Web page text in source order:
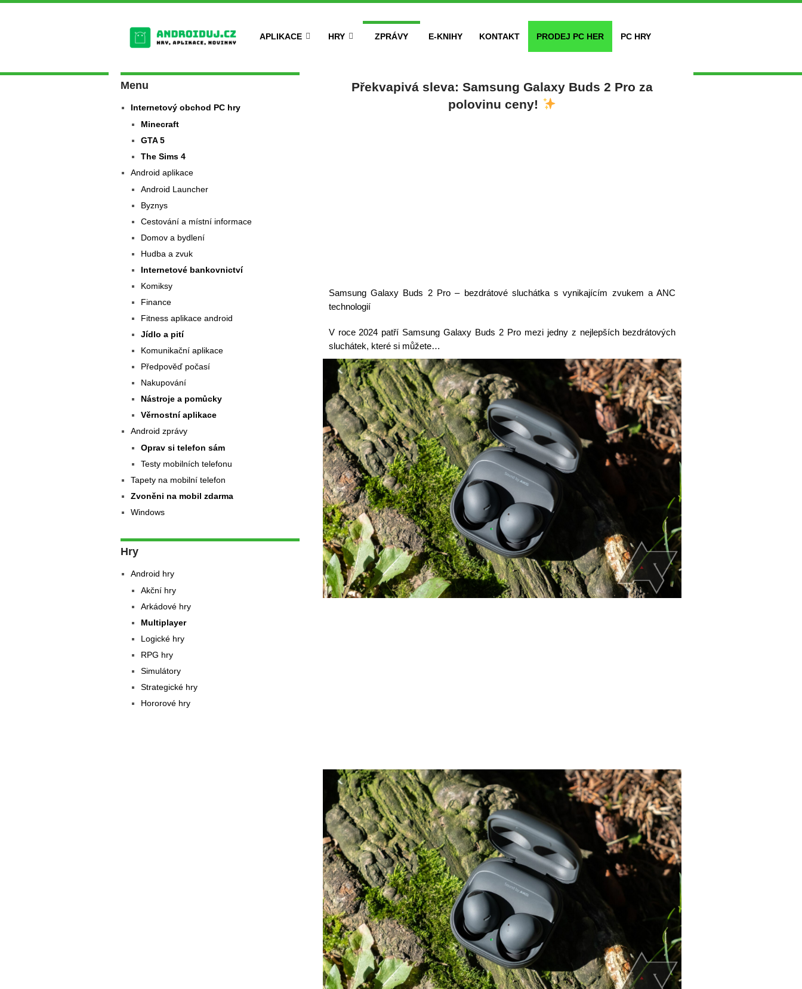
APLIKACE HRY ZPRÁVY E-KNIHY KONTAKT PRODEJ PC HER PC HRY
Překvapivá sleva: Samsung Galaxy Buds 2 Pro za
polovinu ceny!
Samsung Galaxy Buds 2 Pro – bezdrátové sluchátka s vynikajícím zvukem a ANC
technologií
V roce 2024 patří Samsung Galaxy Buds 2 Pro mezi jedny z nejlepších bezdrátových
sluchátek, které si můžete…
Menu
Internetový obchod PC hry
Minecraft
GTA 5
The Sims 4
Android aplikace
Android Launcher
Byznys
Cestování a místní informace
Domov a bydlení
Hudba a zvuk
Internetové bankovnictví
Komiksy
Finance
Fitness aplikace android
Jídlo a pití
Komunikační aplikace
Předpověď počasí
Nakupování
Nástroje a pomůcky
Věrnostní aplikace
Android zprávy
Oprav si telefon sám
Testy mobilních telefonu
Tapety na mobilní telefon
Zvoněni na mobil zdarma
Windows
Hry
Android hry
Akční hry
Arkádové hry
Multiplayer
Logické hry
RPG hry
Simulátory
Strategické hry
Hororové hry